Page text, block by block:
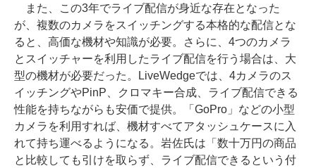
また、この3年でライブ配信が身近な存在となった
が、複数のカメラをスイッチングする本格的な配信とな
ると、高価な機材や知識が必要。さらに、4つのカメラ
とスイッチャーを利用したライブ配信を行う場合は、大
型の機材が必要だった。LiveWedgeでは、4カメラのス
イッチングやPinP、クロマキー合成、ライブ配信できる
性能を持ちながらも安価で提供。「GoPro」などの小型
カメラを利用すれば、機材すべてアタッシュケースに入
れて持ち運べるようになる。岩佐氏は「数十万円の商品
と比較しても引けを取らず、ライブ配信できるという付